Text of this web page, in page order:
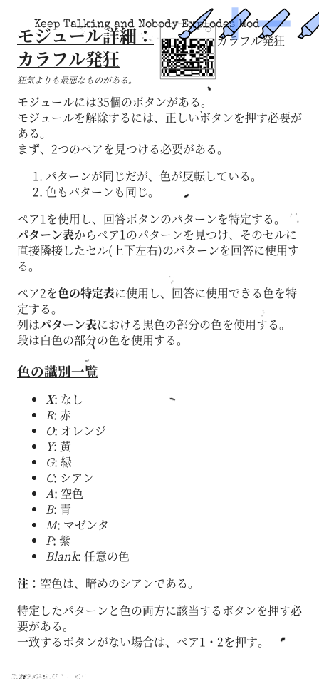
Keep Talking and Nobody Explodes Mod
カラフル発狂
モジュール詳細：
カラフル発狂
狂気よりも最悪なものがある。
モジュールには35個のボタンがある。
モジュールを解除するには、正しいボタンを押す必要が
ある。
まず、2つのペアを見つける必要がある。
パターンが同じだが、色が反転している。
色もパターンも同じ。
ペア1を使用し、回答ボタンのパターンを特定する。
パターン表からペア1のパターンを見つけ、そのセルに
直接隣接したセル(上下左右)のパターンを回答に使用す
る。
ペア2を色の特定表に使用し、回答に使用できる色を特
定する。
列はパターン表における黒色の部分の色を使用する。
段は白色の部分の色を使用する。
色の識別一覧
X: なし
R: 赤
O: オレンジ
Y: 黄
G: 緑
C: シアン
A: 空色
B: 青
M: マゼンタ
P: 紫
Blank: 任意の色
注： 空色は、暗めのシアンである。
特定したパターンと色の両方に該当するボタンを押す必
要がある。
一致するボタンがない場合は、ペア1・2を押す。